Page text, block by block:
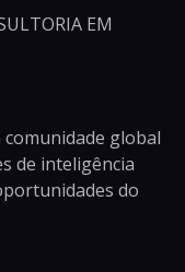
EM
global
de inteligência
do